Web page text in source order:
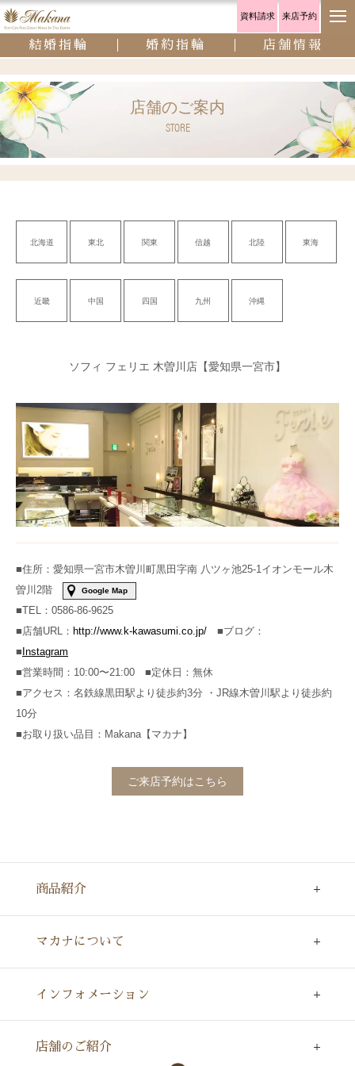
来店予約
資料請求
結婚指輪 婚約指輪 店舗情報
店舗のご案内
STORE
北海道 東北 関東 信越 北陸 東海
近畿 中国 四国 九州 沖縄
ソフィ フェリエ 木曽川店【愛知県一宮市】
■住所：愛知県一宮市木曽川町黒田字南 八ツヶ池25-1イオンモール木
曽川2階
Google Map
■TEL： 0586-86-9625
■店舗URL： http://www.k-kawasumi.co.jp/ ■ブログ：
■Instagram
■営業時間：10:00〜21:00 ■定休日：無休
■アクセス：名鉄線黒田駅より徒歩約3分 ・JR線木曽川駅より徒歩約
10分
■お取り扱い品目：Makana【マカナ】
ご来店予約はこちら
商品紹介
マカナについて
インフォメーション
店舗のご紹介